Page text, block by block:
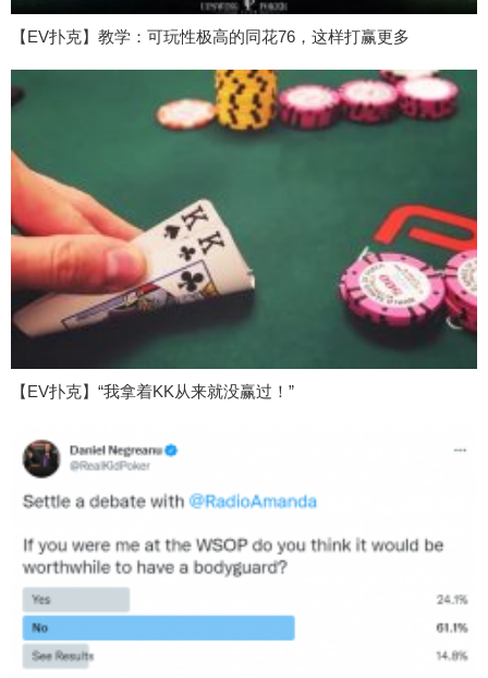
【EV扑克】教学：可玩性极高的同花76，这样打赢更多
【EV扑克】“我拿着KK从来就没赢过！”